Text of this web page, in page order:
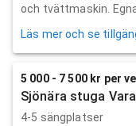
och tvättmaskin. Egna
Läs mer och se
5 000 - 7 500 kr per
Sjönära stuga
4-5 sängplatser